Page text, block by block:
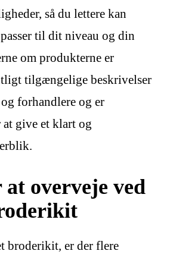
så du lettere kan
til dit niveau og din
om produkterne er
tilgængelige beskrivelser
forhandlere og er
give et klart og
overveje ved
broderikit, er der flere